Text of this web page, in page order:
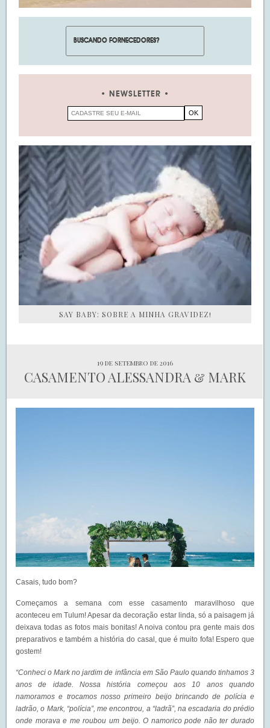
NEWSLETTER
SAY BABY: SOBRE A MINHA GRAVIDEZ!
19 de setembro de 2016
CASAMENTO ALESSANDRA & MARK
Casais, tudo bom?
Começamos a semana com esse casamento maravilhoso que
aconteceu em Tulum! Apesar da decoração estar linda, só a paisagem já
deixava todas as fotos mais bonitas! A noiva contou pra gente mais dos
preparativos e também a história do casal, que é muito fofa! Espero que
gostem!
“Conheci o Mark no jardim de infância em São Paulo quando tinhamos 3
anos de idade. Nossa história começou aos 10 anos quando
namoramos e trocamos nosso primeiro beijo brincando de polícia e
ladrão, o Mark, “polícia”, me encontrou, a “ladrã”, na escadaria do prédio
onde morava e me roubou um beijo. O namorico pode não ter durado